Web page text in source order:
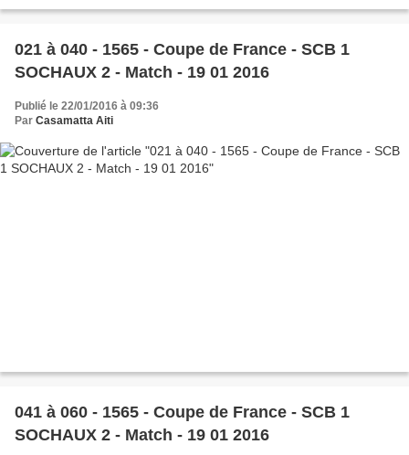
021 à 040 - 1565 - Coupe de France - SCB 1
SOCHAUX 2 - Match - 19 01 2016
Publié le 22/01/2016 à 09:36
Par Casamatta Aiti
041 à 060 - 1565 - Coupe de France - SCB 1
SOCHAUX 2 - Match - 19 01 2016